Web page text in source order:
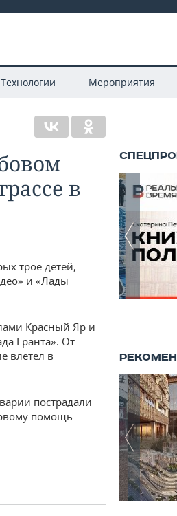
Технологии Мероприятия
в
трое детей,
и «Лады
Красный Яр и
Гранта». От
влетел в
пострадали
помощь